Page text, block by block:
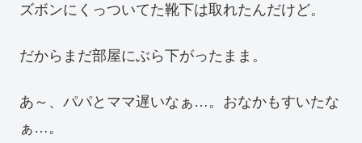
ズボンにくっついてた靴下は取れたんだけど。
だからまだ部屋にぶら下がったまま。
あ～、パパとママ遅いなぁ…。おなかもすいたな
ぁ…。